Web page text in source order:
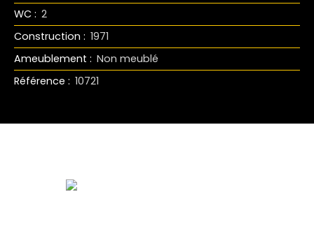
WC : 2
Construction : 1971
Ameublement : Non meublé
Référence : 10721